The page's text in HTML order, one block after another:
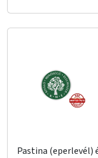
Pastina (eperlevél)